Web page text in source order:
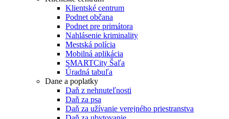
Klientské centrum
Podnet občana
Podnet pre primátora
Nahlásenie kriminality
Mestská polícia
Mobilná aplikácia
SMARTCity Šaľa
Úradná tabuľa
Dane a poplatky
Daň z nehnuteľnosti
Daň za psa
Daň za užívanie verejného priestranstva